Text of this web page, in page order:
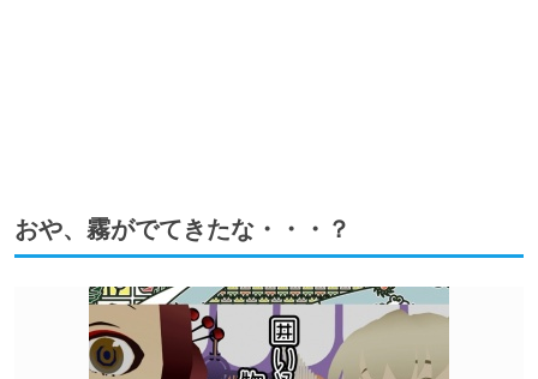
おや、霧がでてきたな・・・？